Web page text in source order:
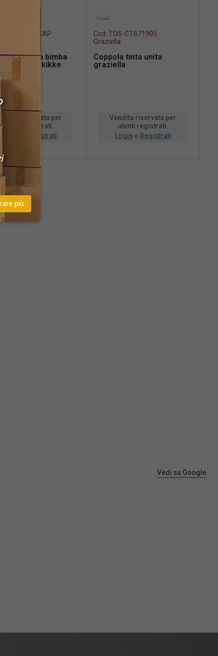
AC0488/CAP
di paglia bimba
righe le kikke
riservata per
utenti registrati.
Registrati
Cod:TOS-CTB71905
Graziella
Coppola tinta unita
graziella
Vendita riservata per
utenti registrati.
Login o Registrati
Vedi su Google
più